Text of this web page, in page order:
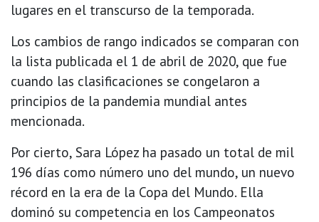
lugares en el transcurso de la temporada.
Los cambios de rango indicados se comparan con
la lista publicada el 1 de abril de 2020, que fue
cuando las clasificaciones se congelaron a
principios de la pandemia mundial antes
mencionada.
Por cierto, Sara López ha pasado un total de mil
196 días como número uno del mundo, un nuevo
récord en la era de la Copa del Mundo. Ella
dominó su competencia en los Campeonatos